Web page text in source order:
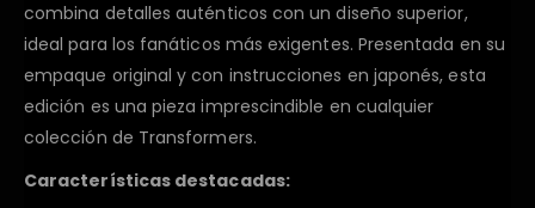
combina detalles auténticos con un diseño superior,
ideal para los fanáticos más exigentes. Presentada en su
empaque original y con instrucciones en japonés, esta
edición es una pieza imprescindible en cualquier
colección de Transformers.
Características destacadas: